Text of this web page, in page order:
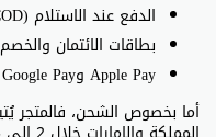
الدفع عند الاستلام (COD)
بطاقات الائتمان
Apple Pay وGoogle Pay
أما بخصوص الشحن، فالمتجر